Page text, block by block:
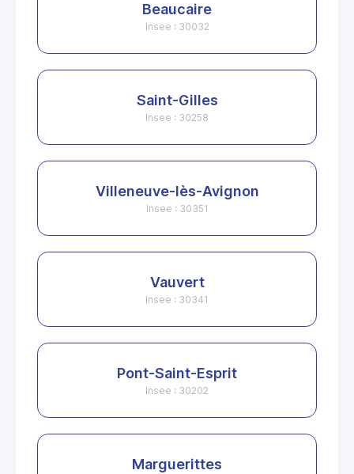
Beaucaire
Insee : 30032
Saint-Gilles
Insee : 30258
Villeneuve-lès-Avignon
Insee : 30351
Vauvert
Insee : 30341
Pont-Saint-Esprit
Insee : 30202
Marguerittes